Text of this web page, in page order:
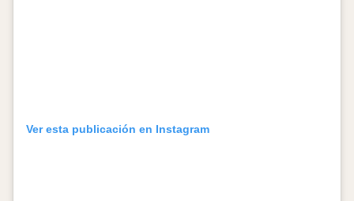
Ver esta publicación en Instagram